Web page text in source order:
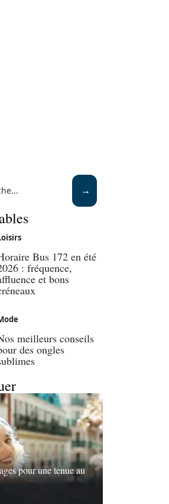
Bus 172 en été
: fréquence,
et bons
meilleurs conseils
des ongles
pour une tenue au